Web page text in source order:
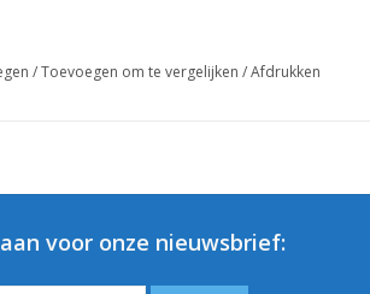
/Toevoegen om te vergelijken /Afdrukken
voor onze nieuwsbrief: